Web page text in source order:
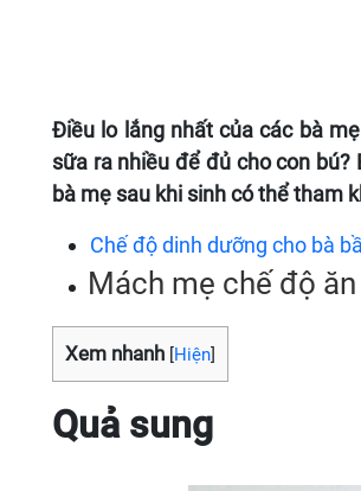
Điều lo lắng nhất của các bà
sữa ra nhiều để đủ cho con
bà mẹ sau khi sinh có thể tham
Chế độ dinh dưỡng cho bà
Mách mẹ chế độ
Xem nhanh [Hiện]
Quả sung